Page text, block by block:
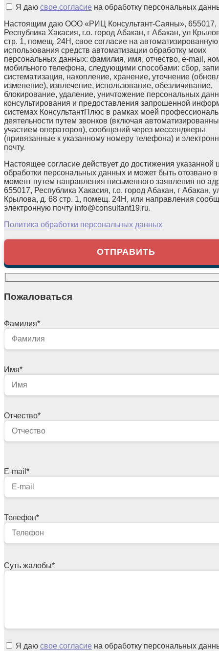
Я даю свое согласие на обработку персональных
Настоящим даю ООО «РИЦ Консультант-Саяны», 655017,
Республика Хакасия, г.о. город Абакан, г Абакан, ул
стр. 1, помещ. 24Н, свое согласие на автоматизированную
использования средств автоматизации обработку моих
персональных данных: фамилия, имя, отчество, e-mail,
мобильного телефона, следующими способами: сбор,
систематизация, накопление, хранение, уточнение
изменение), извлечение, использование, обезличивание,
блокирование, удаление, уничтожение персональных
консультирования и предоставления запрошенной
системах КонсультантПлюс в рамках моей
деятельности путем звонков (включая
участием операторов), сообщений через мессенджеры
(привязанные к указанному номеру телефона) и
почту.
Настоящее согласие действует до достижения указанной
обработки персональных данных и может быть отозвано
момент путем направления письменного заявления по
655017, Республика Хакасия, г.о. город Абакан, г Абакан,
Крылова, д. 68 стр. 1, помещ. 24Н, или направления
электронную почту info@consultant19.ru.
Политика обработки персональных данных
Пожаловаться
Фамилия*
Имя*
Отчество*
E-mail *
Телефон*
Суть жалобы*
Я даю свое согласие на обработку персональных